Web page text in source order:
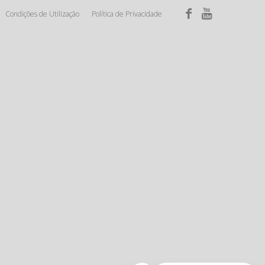
Condições de Utilização Política de Privacidade